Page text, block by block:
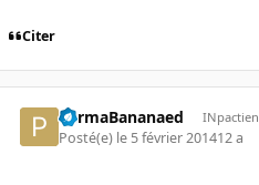
Citer
PermaBananaed INpactien
Posté(e) le 5 février 201412 a